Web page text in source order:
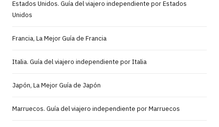
Estados Unidos. Guía del viajero independiente por Estados
Unidos
Francia, La Mejor Guía de Francia
Italia. Guía del viajero independiente por Italia
Japón, La Mejor Guía de Japón
Marruecos. Guía del viajero independiente por Marruecos